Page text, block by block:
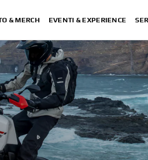
& MERCH EVENTI & EXPERIENCE